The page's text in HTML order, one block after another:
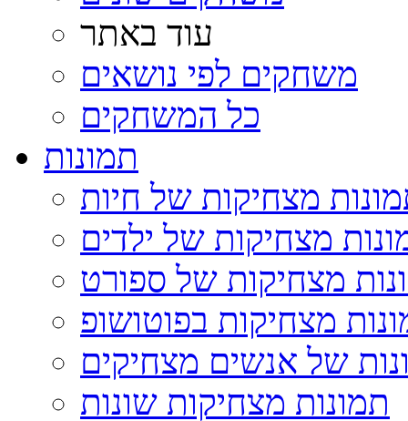
עוד באתר
משחקים לפי נושאים
כל המשחקים
תמונות
מצחיקות של חיות
מצחיקות של ילדים
מצחיקות של ספורט
מצחיקות בפוטושופ
של אנשים מצחיקים
תמונות מצחיקות שונות